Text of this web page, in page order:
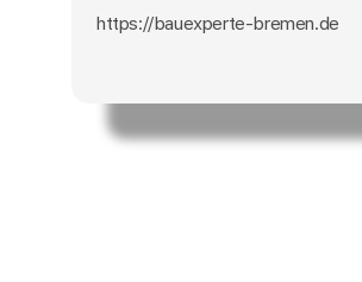
https://bauexperte-bremen.de